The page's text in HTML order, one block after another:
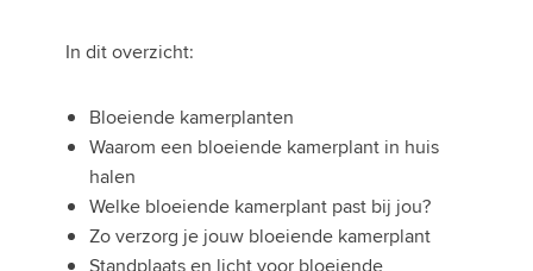
In dit overzicht:
Bloeiende kamerplanten
Waarom een bloeiende kamerplant in huis
halen
Welke bloeiende kamerplant past bij jou?
Zo verzorg je jouw bloeiende kamerplant